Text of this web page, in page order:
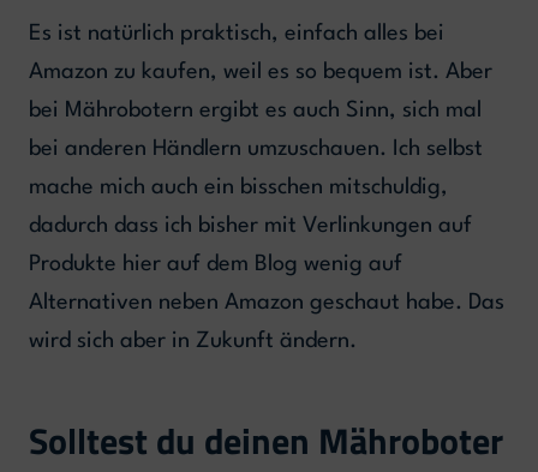
Es ist natürlich praktisch, einfach alles bei
Amazon zu kaufen, weil es so bequem ist. Aber
bei Mährobotern ergibt es auch Sinn, sich mal
bei anderen Händlern umzuschauen. Ich selbst
mache mich auch ein bisschen mitschuldig,
dadurch dass ich bisher mit Verlinkungen auf
Produkte hier auf dem Blog wenig auf
Alternativen neben Amazon geschaut habe. Das
wird sich aber in Zukunft ändern.
Solltest du deinen Mähroboter